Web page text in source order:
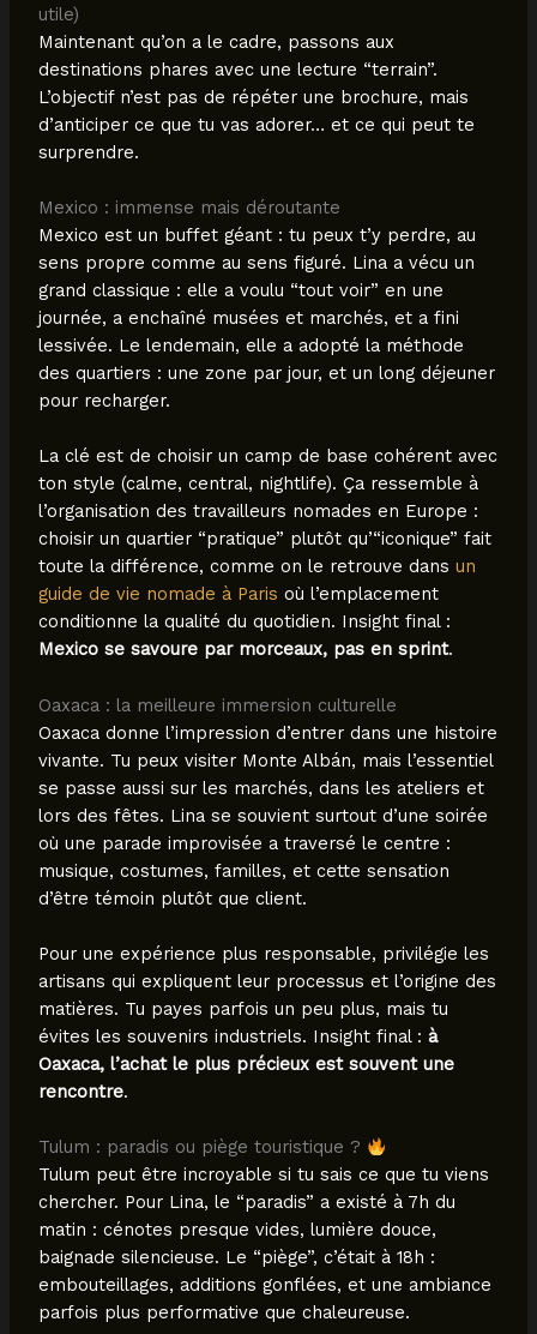
utile)
Maintenant qu’on a le cadre, passons aux
destinations phares avec une lecture “terrain”.
L’objectif n’est pas de répéter une brochure, mais
d’anticiper ce que tu vas adorer… et ce qui peut te
surprendre.
Mexico : immense mais déroutante
Mexico est un buffet géant : tu peux t’y perdre, au
sens propre comme au sens figuré. Lina a vécu un
grand classique : elle a voulu “tout voir” en une
journée, a enchaîné musées et marchés, et a fini
lessivée. Le lendemain, elle a adopté la méthode
des quartiers : une zone par jour, et un long déjeuner
pour recharger.
La clé est de choisir un camp de base cohérent avec
ton style (calme, central, nightlife). Ça ressemble à
l’organisation des travailleurs nomades en Europe :
choisir un quartier “pratique” plutôt qu’“iconique” fait
toute la différence, comme on le retrouve dans un
guide de vie nomade à Paris où l’emplacement
conditionne la qualité du quotidien. Insight final :
Mexico se savoure par morceaux, pas en sprint.
Oaxaca : la meilleure immersion culturelle
Oaxaca donne l’impression d’entrer dans une histoire
vivante. Tu peux visiter Monte Albán, mais l’essentiel
se passe aussi sur les marchés, dans les ateliers et
lors des fêtes. Lina se souvient surtout d’une soirée
où une parade improvisée a traversé le centre :
musique, costumes, familles, et cette sensation
d’être témoin plutôt que client.
Pour une expérience plus responsable, privilégie les
artisans qui expliquent leur processus et l’origine des
matières. Tu payes parfois un peu plus, mais tu
évites les souvenirs industriels. Insight final : à
Oaxaca, l’achat le plus précieux est souvent une
rencontre.
Tulum : paradis ou piège touristique ?
Tulum peut être incroyable si tu sais ce que tu viens
chercher. Pour Lina, le “paradis” a existé à 7h du
matin : cénotes presque vides, lumière douce,
baignade silencieuse. Le “piège”, c’était à 18h :
embouteillages, additions gonflées, et une ambiance
parfois plus performative que chaleureuse.